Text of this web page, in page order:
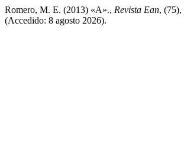
Romero, M. E. (2013) «A»., Revista Ean, (75),
(Accedido: 8 agosto 2026).